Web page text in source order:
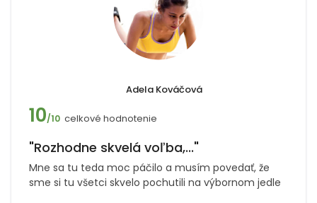
Adela Kováčová
10/10 celkové hodnotenie
"Rozhodne skvelá voľba,..."
Mne sa tu teda moc páčilo a musím povedať, že
sme si tu všetci skvelo pochutili na výbornom jedle